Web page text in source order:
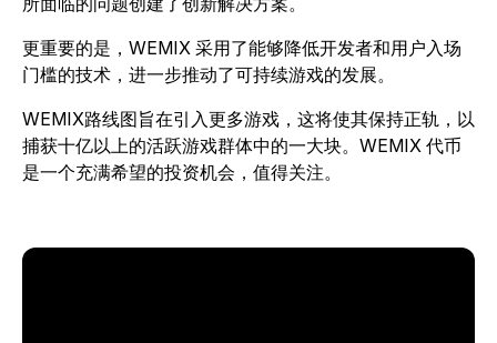
更重要的是，WEMIX 采用了能够降低开发者和用户入场
门槛的技术，进一步推动了可持续游戏的发展。
WEMIX路线图旨在引入更多游戏，这将使其保持正轨，以
捕获十亿以上的活跃游戏群体中的一大块。WEMIX 代币
是一个充满希望的投资机会，值得关注。